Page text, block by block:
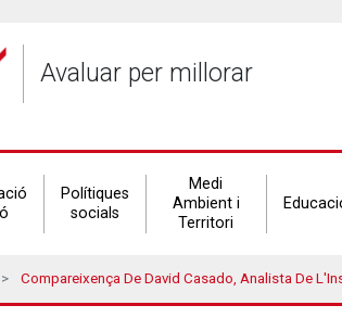
Avaluar per millorar
Polítiques
socials
Medi
Ambient i
Territori
Compareixença De David Casado, Analista De L'Institut Català D'Avaluació De Polítiques Públiques, Davant La Comissió De Benestar, Família I Immigració Per A Informar Sobre La